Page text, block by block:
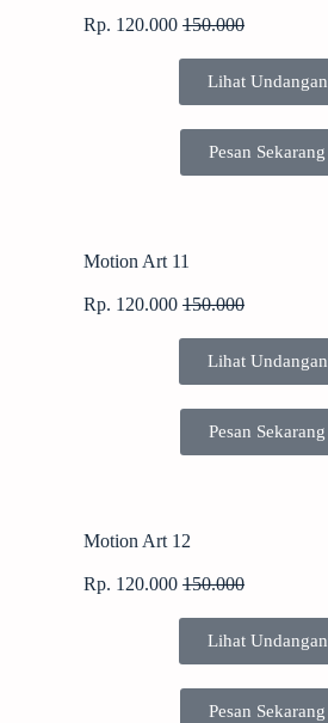
Rp. 120.000 150.000
Lihat Undangan
Pesan Sekarang
Motion Art 11
Rp. 120.000 150.000
Lihat Undangan
Pesan Sekarang
Motion Art 12
Rp. 120.000 150.000
Lihat Undangan
Pesan Sekarang